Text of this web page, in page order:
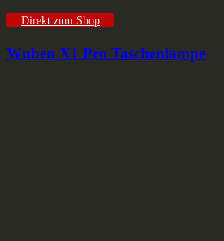
Direkt zum Shop
Wuben X1 Pro Taschenlampe